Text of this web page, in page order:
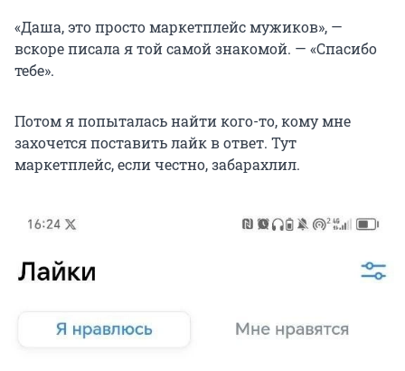
«Даша, это просто маркетплейс мужиков», —
вскоре писала я той самой знакомой. — «Спасибо
тебе».
Потом я попыталась найти кого-то, кому мне
захочется поставить лайк в ответ. Тут
маркетплейс, если честно, забарахлил.